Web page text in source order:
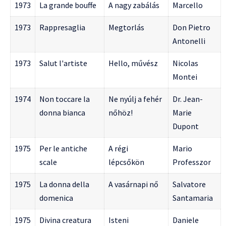
1973 La grande bouffe A nagy zabálás Marcello
1973 Rappresaglia Megtorlás
Don Pietro
Antonelli
1973 Salut l'artiste Hello, művész
Nicolas
Montei
1974
Non toccare la
donna bianca
Ne nyúlj a fehér
nőhöz!
Dr. Jean-
Marie
Dupont
1975
Per le antiche
scale
A régi
lépcsőkön
Mario
Professzor
1975
La donna della
domenica
A vasárnapi nő
Salvatore
Santamaria
1975 Divina creatura
Isteni
Daniele